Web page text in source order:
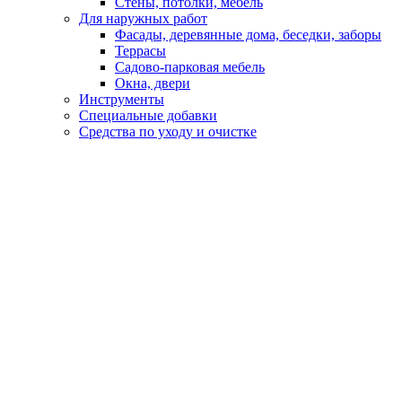
Для наружных работ
Фасады, деревянные дома, беседки, заборы
Террасы
Садово-парковая мебель
Окна, двери
Инструменты
Специальные добавки
Средства по уходу и очистке